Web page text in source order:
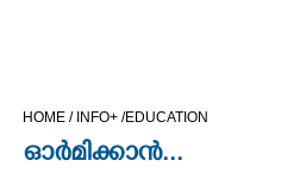
HOME / INFO+ /EDUCATION
ഓർമിക്കാൻ...